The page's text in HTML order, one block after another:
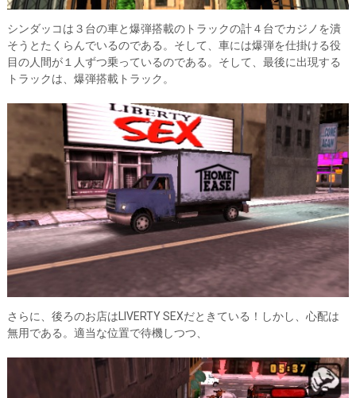
シンダッコは３台の車と爆弾搭載のトラックの計４台でカジノを潰
そうとたくらんでいるのである。そして、車には爆弾を仕掛ける役
目の人間が１人ずつ乗っているのである。そして、最後に出現する
トラックは、爆弾搭載トラック。
さらに、後ろのお店はLIVERTY SEXだときている！しかし、心配は
無用である。適当な位置で待機しつつ、